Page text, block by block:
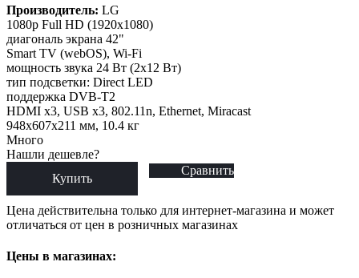
Производитель: LG
1080p Full HD (1920x1080)
диагональ экрана 42"
Smart TV (webOS), Wi-Fi
мощность звука 24 Вт (2x12 Вт)
тип подсветки: Direct LED
поддержка DVB-T2
HDMI x3, USB x3, 802.11n, Ethernet, Miracast
948x607x211 мм, 10.4 кг
Много
Нашли дешевле?
Купить
Сравнить
Цена действительна только для интернет-магазина и может
отличаться от цен в розничных магазинах
Цены в магазинах: